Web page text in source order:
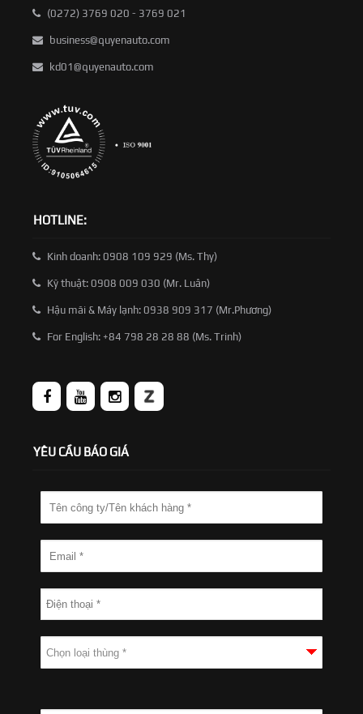
(0272) 3769 020 - 3769 021
business@quyenauto.com
kd01@quyenauto.com
HOTLINE:
Kinh doanh: 0908 109 929 (Ms. Thy)
Kỹ thuật: 0908 009 030 (Mr. Luân)
Hậu mãi & Máy lạnh: 0938 909 317 (Mr.Phương)
For English: +84 798 28 28 88 (Ms. Trinh)
YÊU CẦU BÁO GIÁ